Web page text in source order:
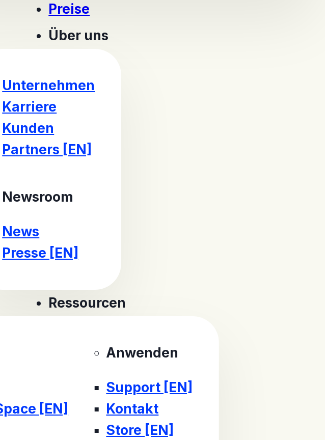
Preise
Über uns
Unternehmen
Karriere
Kunden
Partners [EN]
Newsroom
News
Presse [EN]
Ressourcen
[EN]
Anwenden
Support [EN]
Kontakt
Store [EN]